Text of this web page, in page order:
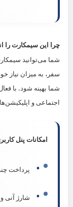
چرا این سیمکارت را
شما می‌توانید
سفر، به میزان نیاز
شما بهینه شود. با
اجتماعی و
امکانات پنل
• پرداخت
• شارژ آنی